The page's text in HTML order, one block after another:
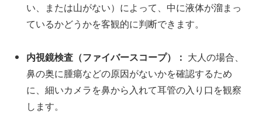
い、または山がない）によって、中に液体が溜まっ
ているかどうかを客観的に判断できます。
内視鏡検査（ファイバースコープ）： 大人の場合、
鼻の奥に腫瘍などの原因がないかを確認するため
に、細いカメラを鼻から入れて耳管の入り口を観察
します。